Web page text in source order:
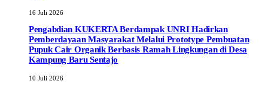
16 Juli 2026
Pengabdian KUKERTA Berdampak UNRI Hadirkan
Pemberdayaan Masyarakat Melalui Prototype Pembuatan
Pupuk Cair Organik Berbasis Ramah Lingkungan di Desa
Kampung Baru Sentajo
10 Juli 2026